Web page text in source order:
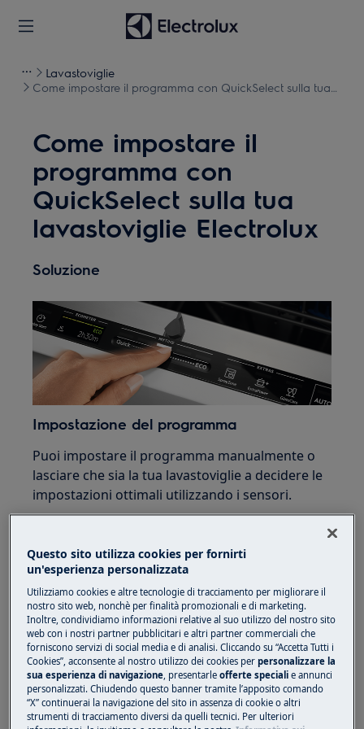
Lavastoviglie
Come impostare il programma con QuickSelect sulla tua
Come impostare il
programma con
QuickSelect sulla tua
lavastoviglie Electrolux
Soluzione
Impostazione del programma
Puoi impostare il programma manualmente o
lasciare che sia la tua lavastoviglie a decidere le
impostazioni ottimali utilizzando i sensori.
1.Impostare la durata del ciclo
Fai scorrere il dito lungo lo slider MyTime per
impostare la durata del ciclo. Il display mostrerà
la durata del programma e fornirà indicazioni
sul consumo di energia e acqua, indicato dalle
barre ECO verdi sul lato sinistro. Maggiore è il
numero di barre verdi, minore sarà il consumo
di energia e acqua.
Questo sito utilizza cookies per fornirti
un'esperienza personalizzata
Utilizziamo cookies e altre tecnologie di tracciamento per migliorare il
nostro sito web, nonchè per finalità promozionali e di marketing.
Inoltre, condividiamo informazioni relative al suo utilizzo del nostro sito
web con i nostri partner pubblicitari e altri partner commerciali che
forniscono servizi di social media e di analisi. Cliccando su “Accetta Tutti i
Cookies”, acconsente al nostro utilizzo dei cookies perpersonalizzare la
sua esperienza di navigazione, presentarleofferte speciali e annunci
personalizzati. Chiudendo questo banner tramite l’apposito comando
“X” continuerai la navigazione del sito in assenza di cookie o altri
strumenti di tracciamento diversi da quelli tecnici. Per ulteriori